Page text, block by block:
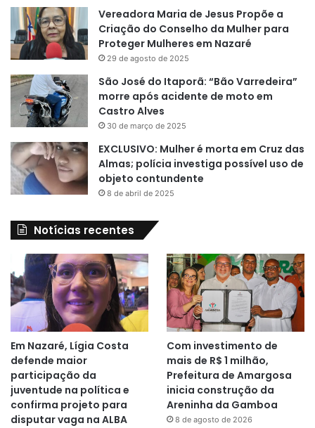
Vereadora Maria de Jesus Propõe a
Criação do Conselho da Mulher para
Proteger Mulheres em Nazaré
29 de agosto de 2025
São José do Itaporã: “Bão Varredeira”
morre após acidente de moto em
Castro Alves
30 de março de 2025
EXCLUSIVO: Mulher é morta em Cruz das
Almas; polícia investiga possível uso de
objeto contundente
8 de abril de 2025
Notícias recentes
Em Nazaré, Lígia Costa
defende maior
participação da
juventude na política e
confirma projeto para
disputar vaga na ALBA
Com investimento de
mais de R$ 1 milhão,
Prefeitura de Amargosa
inicia construção da
Areninha da Gamboa
8 de agosto de 2026